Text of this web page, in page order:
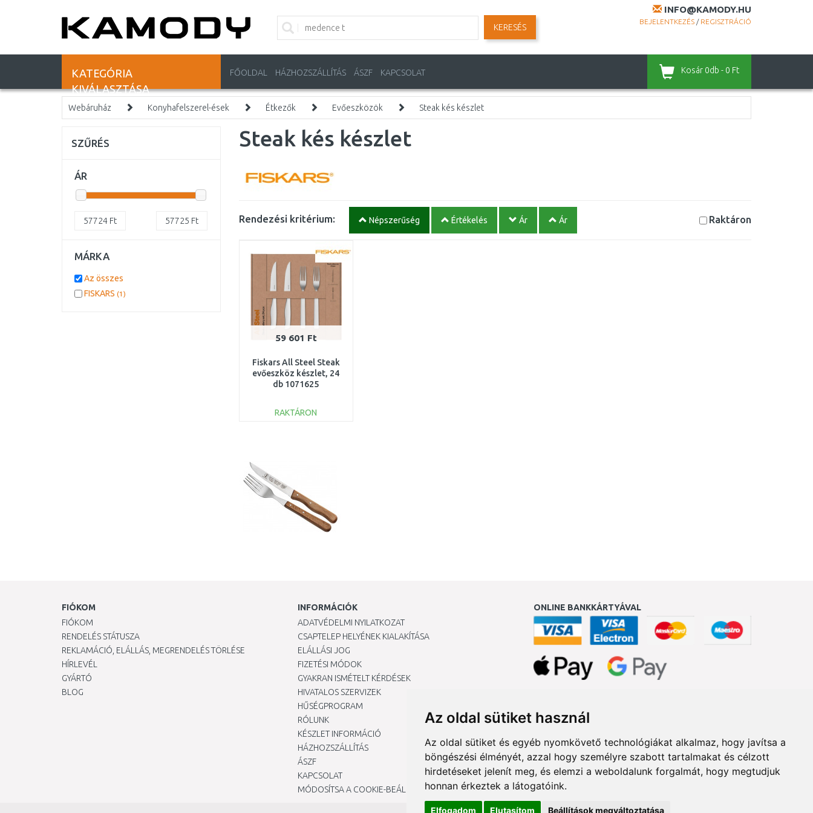
Az oldal sütiket használ
Az oldal sütiket és egyéb nyomkövető technológiákat alkalmaz, hogy javítsa a
böngészési élményét, azzal hogy személyre szabott tartalmakat és célzott
hirdetéseket jelenít meg, és elemzi a weboldalunk forgalmát, hogy megtudjuk
honnan érkeztek a látogatóink.
Elfogadom Elutasítom Beállítások megváltoztatása
INFO@KAMODY.HU
BEJELENTKEZÉS / REGISZTRÁCIÓ
KERESÉS
KATEGÓRIA
KIVÁLASZTÁSA
FŐOLDAL HÁZHOZSZÁLLÍTÁS ÁSZF KAPCSOLAT Kosár 0db - 0 Ft
Webáruház Konyhafelszerel-ések Étkezők Evőeszközök Steak kés készlet
Steak kés készlet
Rendezési kritérium: Népszerűség Értékelés Ár Ár Raktáron
59 601 Ft
Fiskars All Steel Steak
evőeszköz készlet, 24
db 1071625
RAKTÁRON
SZŰRÉS
ÁR
57724 Ft 57725 Ft
MÁRKA
Az összes
FISKARS (1)
FIÓKOM
FIÓKOM
RENDELÉS STÁTUSZA
REKLAMÁCIÓ, ELÁLLÁS, MEGRENDELÉS TÖRLÉSE
HÍRLEVÉL
GYÁRTÓ
BLOG
INFORMÁCIÓK
ADATVÉDELMI NYILATKOZAT
CSAPTELEP HELYÉNEK KIALAKÍTÁSA
ELÁLLÁSI JOG
FIZETÉSI MÓDOK
GYAKRAN ISMÉTELT KÉRDÉSEK
HIVATALOS SZERVIZEK
HŰSÉGPROGRAM
RÓLUNK
KÉSZLET INFORMÁCIÓ
HÁZHOZSZÁLLÍTÁS
ÁSZF
KAPCSOLAT
MÓDOSÍTSA A COOKIE-BEÁLLÍTÁSAIMAT
ONLINE BANKKÁRTYÁVAL